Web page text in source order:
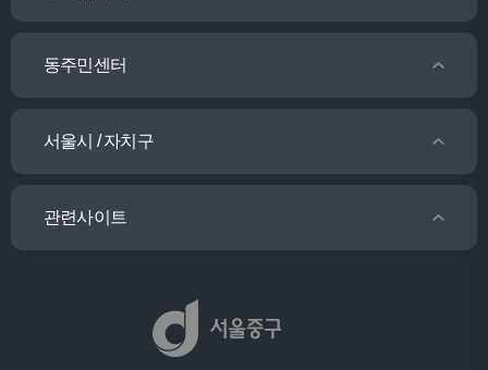
동주민센터
서울시 / 자치구
관련사이트